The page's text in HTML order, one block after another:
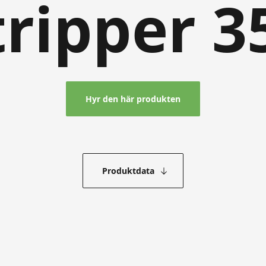
Hyr den här produkten
Produktdata